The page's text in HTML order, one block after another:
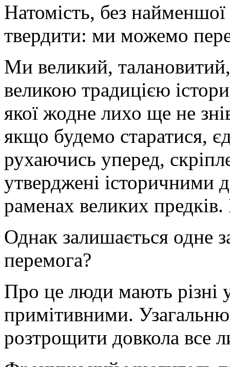
Натомість, без
твердити: ми можемо
Ми великий,
великою традицією
якої жодне лихо ще не
якщо будемо старатися,
рухаючись уперед,
утверджені історичними
раменах великих
Однак залишається одне
перемога?
Про це люди мають різні
примітивними.
розтрощити довкола все